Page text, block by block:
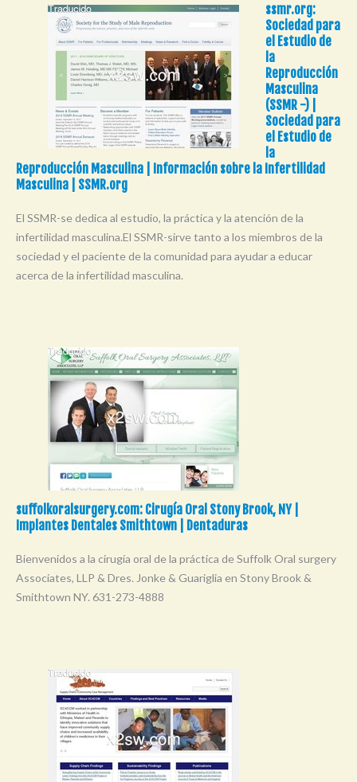
ssmr.org:
Sociedad para
el Estudio de
la
Reproducción
Masculina
(SSMR -) |
Sociedad para
el Estudio de
la
Reproducción Masculina | Información sobre la Infertilidad
Masculina | SSMR.org
El SSMR-se dedica al estudio, la práctica y la atención de la
infertilidad masculina.El SSMR-sirve tanto a los miembros de la
sociedad y el paciente de la comunidad para ayudar a educar
acerca de la infertilidad masculina.
suffolkoralsurgery.com: Cirugía Oral Stony Brook, NY |
Implantes Dentales Smithtown | Dentaduras
Bienvenidos a la cirugía oral de la práctica de Suffolk Oral surgery
Associates, LLP & Dres. Jonke & Guariglia en Stony Brook &
Smithtown NY. 631-273-4888